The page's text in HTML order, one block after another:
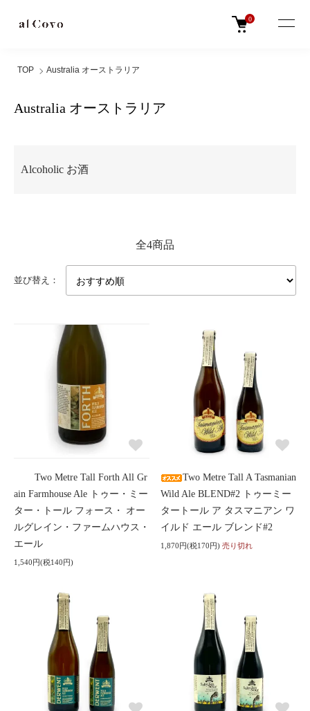
0
TOP Australia オーストラリア
Australia オーストラリア
Alcoholic お酒
全4商品
並び替え：
Two Metre Tall Forth All Gr
ain Farmhouse Ale トゥー・ミー
ター・トール フォース・ オー
ルグレイン・ファームハウス・
エール
1,540円(税140円)
Two Metre Tall A Tasmanian
Wild Ale BLEND#2 トゥーミー
タートール ア タスマニアン ワ
イルド エール ブレンド#2
1,870円(税170円) 売り切れ